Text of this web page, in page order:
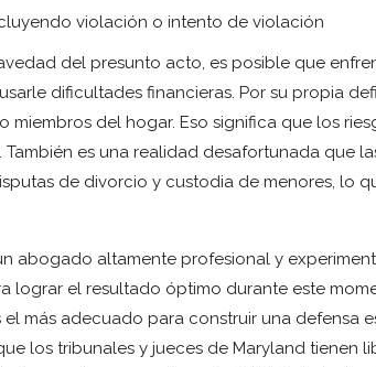
violación o intento de violación
del presunto acto, es posible que
dificultades financieras. Por su propia
miembros del hogar. Eso significa que los
También es una realidad desafortunada que
de divorcio y custodia de menores, lo
abogado altamente profesional y
lograr el resultado óptimo durante este
más adecuado para construir una defensa
los tribunales y jueces de Maryland tienen